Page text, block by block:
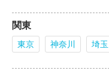
関東
東京 神奈川 埼玉